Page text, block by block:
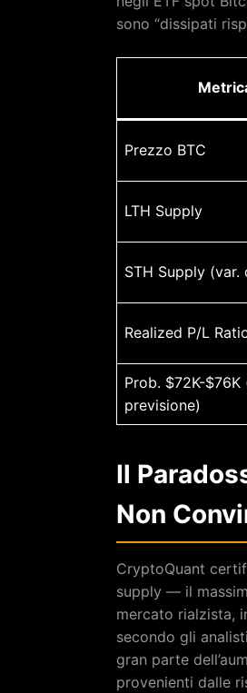
sono “dissipati
Prezzo BTC
LTH Supply
STH Supply (var.
Realized P/L
Prob. $72K-$76K
previsione)
Il
Non
CryptoQuant
supply — il
mercato rialzista,
secondo gli
gran parte
provenienti dalle